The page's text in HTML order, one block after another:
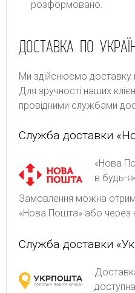
розформовано.
ДОСТАВКА ПО
Ми здійснюємо доставку
Для зручності наших
провідними службами
Служба доставки
«Нова
в будь-
Замовлення можна
«Нова Пошта» або через
Служба доставки